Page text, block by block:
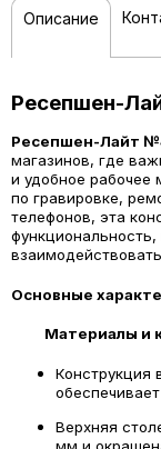
Описание
Ресепшен-
Ресепшен-Лайт
магазинов, где
и удобное рабочее
по гравировке,
телефонов, эта
Основные
Материалы и
Конструкция
Верхняя